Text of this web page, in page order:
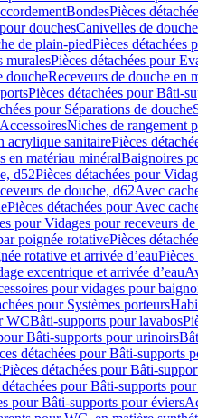
BondesPièces
douchesCanivelles de douche
de plain-piedPièces détachées
muralesPièces détachées pour
doucheReceveurs de douche en
Pièces détachées pour Bâti-
pour Séparations de douche
Niches de rangement
acrylique sanitairePièces
en matériau minéralBaignoires
d52Pièces détachées pour
de douche, d62Avec
Pièces détachées pour Avec
pour Vidages pour receveurs
poignée rotativePièces
rotative et arrivée d’eau
excentrique et arrivée d’eau
pour vidages pour
pour Systèmes porteurs
WCBâti-supports pour lavabos
Bâti-supports pour urinoirs
détachées pour Bâti-supports
Pièces détachées pour Bâti-
détachées pour Bâti-supports
pour Bâti-supports pour éviers